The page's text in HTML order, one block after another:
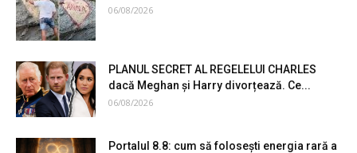
06/08/2026
PLANUL SECRET AL REGELELUI CHARLES
dacă Meghan și Harry divorțează. Ce...
06/08/2026
Portalul 8.8: cum să folosești energia rară a